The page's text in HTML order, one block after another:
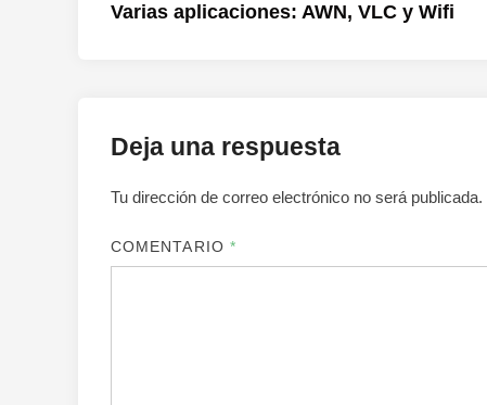
de
anterior:
Varias aplicaciones: AWN, VLC y Wifi
Deja una respuesta
Tu dirección de correo electrónico no será publicada.
COMENTARIO *